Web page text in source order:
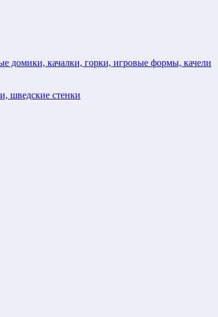
домики, качалки, горки, игровые формы, качели
шведские стенки